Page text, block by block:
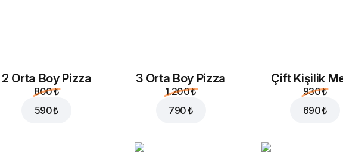
2 Orta Boy Pizza
800 ₺
590 ₺
3 Orta Boy Pizza
1.200 ₺
790 ₺
Çift Kişilik
930 ₺
690 ₺